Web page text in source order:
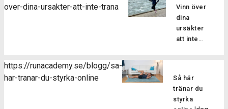
over-dina-ursakter-att-inte-trana
Vinn över
dina
ursäkter
att inte
känna
motstånd
till att
https://runacademy.se/blogg/sa-
har-tranar-du-styrka-online
Så här
tränar du
styrka